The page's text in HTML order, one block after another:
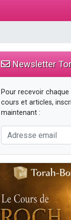
Newsletter
Pour recevoir
cours et articles,
maintenant :